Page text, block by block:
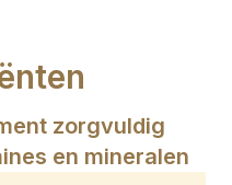
zorgvuldig
en mineralen